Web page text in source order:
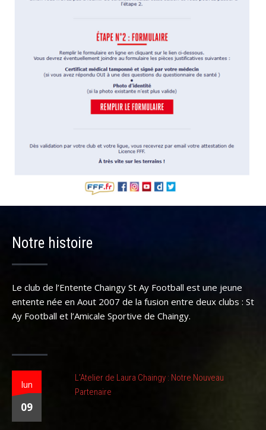
Notre histoire
Le club de l’Entente Chaingy St Ay Football est une jeune
entente née en Aout 2007 de la fusion entre deux clubs : St
Ay Football et l’Amicale Sportive de Chaingy.
lun
09
L’Atelier de Laura Chaingy : Notre Nouveau
Partenaire